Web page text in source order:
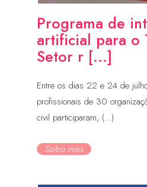
Programa de
artificial para o
Setor r [...]
Entre os dias 22 e 24 de
profissionais de 30
civil participaram, (...)
Saiba mais